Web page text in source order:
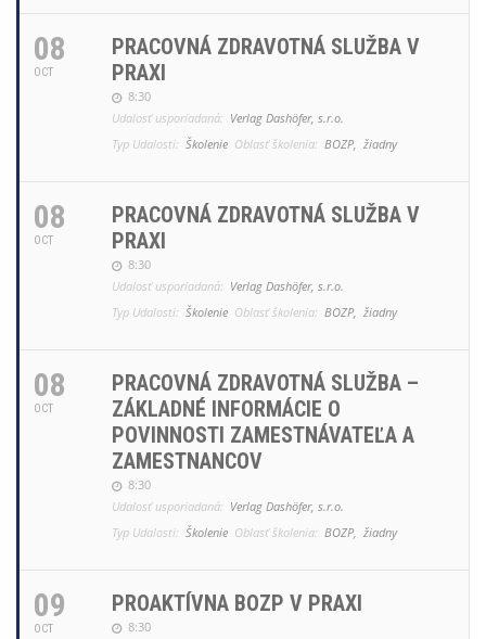
08
OCT
PRACOVNÁ ZDRAVOTNÁ SLUŽBA V
PRAXI
8:30
Udalosť usporiadaná: Verlag Dashöfer, s.r.o.
Typ Udalosti: Školenie Oblasť školenia: BOZP, žiadny
08
OCT
PRACOVNÁ ZDRAVOTNÁ SLUŽBA V
PRAXI
8:30
Udalosť usporiadaná: Verlag Dashöfer, s.r.o.
Typ Udalosti: Školenie Oblasť školenia: BOZP, žiadny
08
OCT
PRACOVNÁ ZDRAVOTNÁ SLUŽBA –
ZÁKLADNÉ INFORMÁCIE O
POVINNOSTI ZAMESTNÁVATEĽA A
ZAMESTNANCOV
8:30
Udalosť usporiadaná: Verlag Dashöfer, s.r.o.
Typ Udalosti: Školenie Oblasť školenia: BOZP, žiadny
09
OCT
PROAKTÍVNA BOZP V PRAXI
8:30